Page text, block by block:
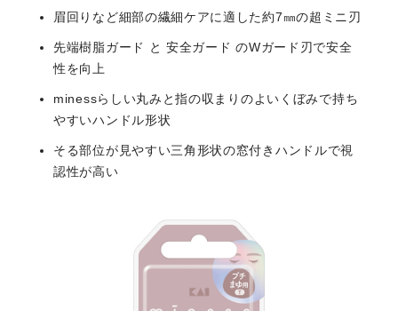
眉回りなど細部の繊細ケアに適した約7㎜の超ミニ刃
先端樹脂ガード と 安全ガード のWガード刃で安全
性を向上
minessらしい丸みと指の収まりのよいくぼみで持ち
やすいハンドル形状
そる部位が見やすい三角形状の窓付きハンドルで視
認性が高い